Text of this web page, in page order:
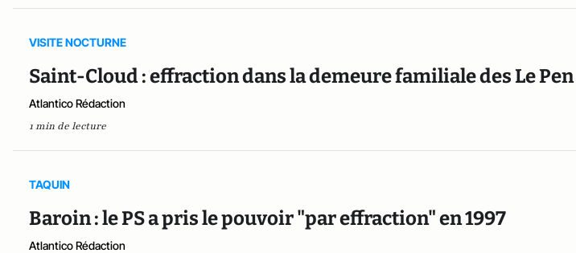
VISITE NOCTURNE
Saint-Cloud : effraction dans la demeure familiale des Le Pen
Atlantico Rédaction
1 min de lecture
TAQUIN
Baroin : le PS a pris le pouvoir "par effraction" en 1997
Atlantico Rédaction